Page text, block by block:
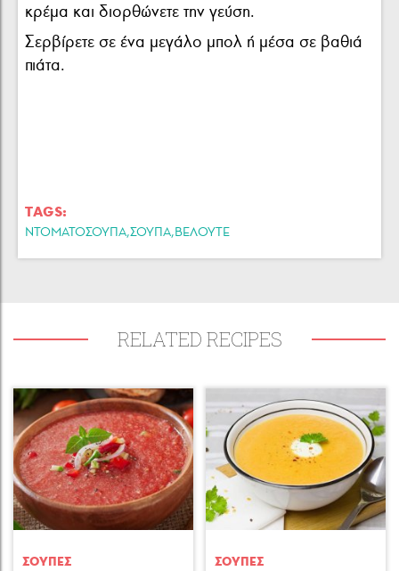
κρέμα και διορθώνετε την γεύση.
Σερβίρετε σε ένα μεγάλο μπολ ή μέσα σε βαθιά
πιάτα.
TAGS:
ΝΤΟΜΑΤΟΣΟΥΠΑ,ΣΟΥΠΑ,ΒΕΛΟΥΤΕ
RELATED RECIPES
ΣΟΥΠΕΣ ΣΟΥΠΕΣ